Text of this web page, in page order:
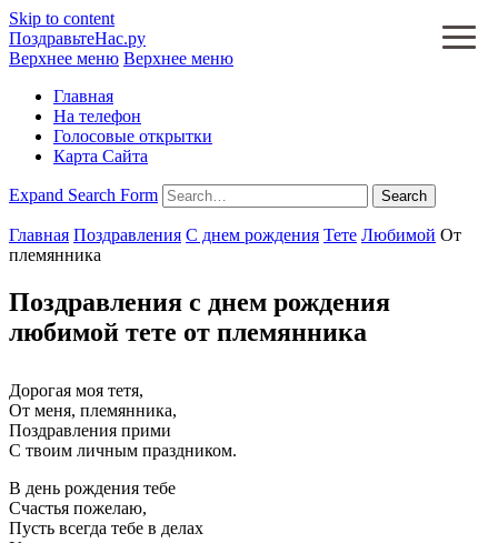
Skip to content
ПоздравьтеНас.ру
Верхнее меню Верхнее меню
Главная
На телефон
Голосовые открытки
Карта Сайта
Expand Search Form Search
Главная Поздравления С днем рождения Тете Любимой От
племянника
Поздравления с днем рождения
любимой тете от племянника
Дорогая моя тетя,
От меня, племянника,
Поздравления прими
С твоим личным праздником.
В день рождения тебе
Счастья пожелаю,
Пусть всегда тебе в делах